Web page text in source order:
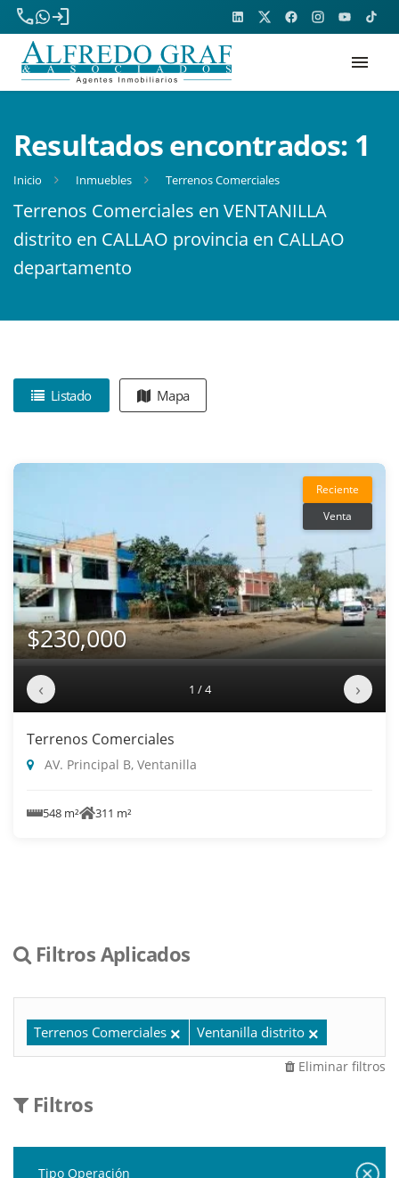
phone
login
menu
Resultados encontrados: 1
Inicio Inmuebles Terrenos Comerciales
Terrenos Comerciales en VENTANILLA
distrito en CALLAO provincia en CALLAO
departamento
Listado Mapa
Reciente
Venta
$230,000
‹ 1 / 4 ›
Terrenos Comerciales
AV. Principal B, Ventanilla
548 m² 311 m²
Filtros Aplicados
Terrenos Comerciales Ventanilla distrito
Eliminar filtros
Filtros
Tipo Operación